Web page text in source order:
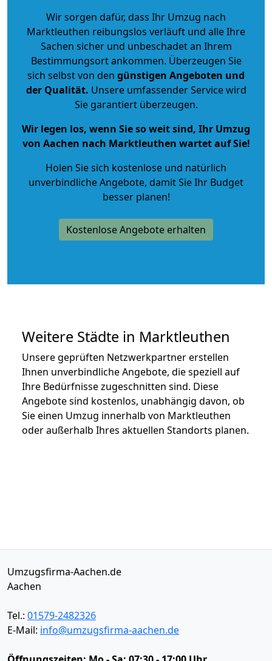
Wir sorgen dafür, dass Ihr Umzug nach
Marktleuthen reibungslos verläuft und alle Ihre
Sachen sicher und unbeschadet an Ihrem
Bestimmungsort ankommen. Überzeugen Sie
sich selbst von den günstigen Angeboten und
der Qualität. Unsere umfassender Service wird
Sie garantiert überzeugen.
Wir legen los, wenn Sie so weit sind, Ihr Umzug
von Aachen nach Marktleuthen wartet auf Sie!
Holen Sie sich kostenlose und natürlich
unverbindliche Angebote, damit Sie Ihr Budget
besser planen!
Kostenlose Angebote erhalten
Weitere Städte in Marktleuthen
Unsere geprüften Netzwerkpartner erstellen
Ihnen unverbindliche Angebote, die speziell auf
Ihre Bedürfnisse zugeschnitten sind. Diese
Angebote sind kostenlos, unabhängig davon, ob
Sie einen Umzug innerhalb von Marktleuthen
oder außerhalb Ihres aktuellen Standorts planen.
Umzugsfirma-Aachen.de
Aachen
Tel.: 01579-2482326
E-Mail: info@umzugsfirma-aachen.de